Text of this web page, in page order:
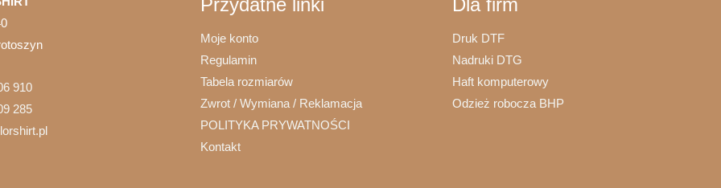
910
285
Moje konto
Regulamin
Tabela rozmiarów
Zwrot / Wymiana / Reklamacja
POLITYKA PRYWATNOŚCI
Kontakt
Druk DTF
Nadruki DTG
Haft komputerowy
Odzież robocza BHP